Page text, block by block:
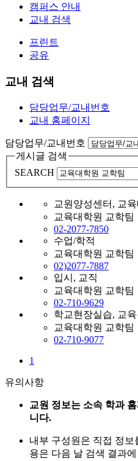
캠퍼스 안내
교내 검색
프린트
공유
교내 검색
담당업무/교내번호
교내 홈페이지
담당업무/교내번호
게시글 검색
SEARCH
교원양성센터, 교
교육대학원 교학팀
02-2077-7850
수업/학적
교육대학원 교학팀
02)2077-7887
입시, 교직
교육대학원 교학팀
02-710-9629
학교현장실습, 교
교육대학원 교학팀
02-710-9077
1
유의사항
교원 정보는 소속 학과
니다.
내부 구성원은 직접 정보
용은 다음 날 검색 결과